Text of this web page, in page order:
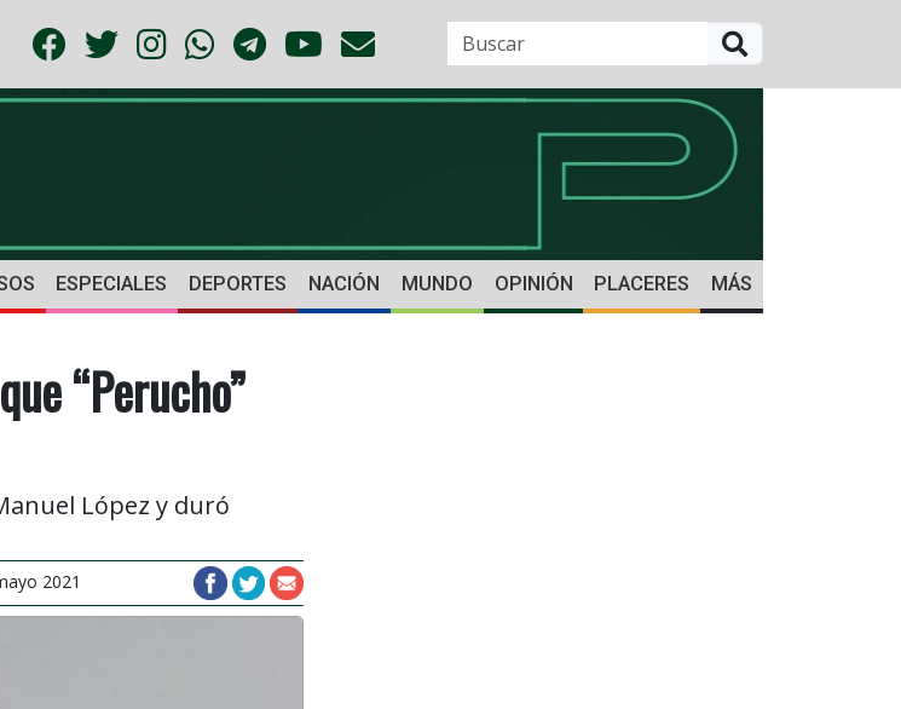
ESPECIALES DEPORTES NACIÓN MUNDO OPINIÓN PLACERES MÁS
“Perucho”
López y duró
2021